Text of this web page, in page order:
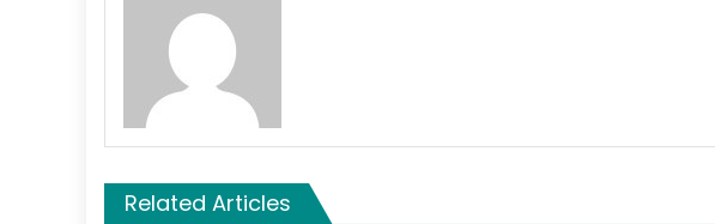
Related Articles